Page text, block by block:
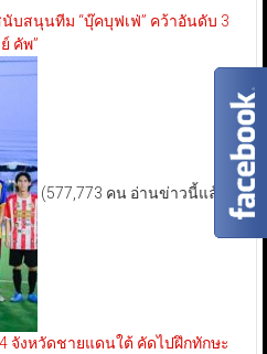
บสนุนทีม “บุ๊คบุฟเฟ่” คว้าอันดับ 3
คัพ”
(577,773 คน อ่านข่าวนี้แล้ว)
จังหวัดชายแดนใต้ คัดไปฝึกทักษะ